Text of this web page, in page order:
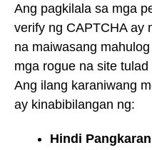
Ang pagkilala sa mga
verify ng CAPTCHA ay
na maiwasang
mga rogue na site
Ang ilang karaniwang
ay kinabibilangan ng:
Hindi